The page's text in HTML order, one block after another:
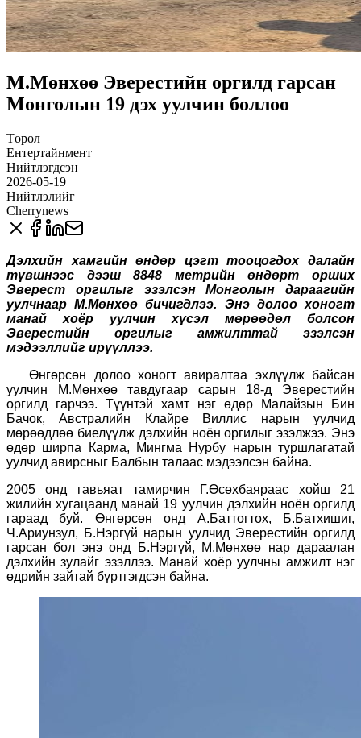
М.Мөнхөө Эверестийн оргилд гарсан
Монголын 19 дэх уулчин боллоо
Төрөл
Ентертайнмент
Нийтлэгдсэн
2026-05-19
Нийтлэлийг
Cherrynews
Дэлхийн хамгийн өндөр цэгт тооцогдох далайн
түвшнээс дээш 8848 метрийн өндөрт орших
Эверест оргилыг эзэлсэн Монголын дараагийн
уулчнаар М.Мөнхөө бичигдлээ. Энэ долоо хоногт
манай хоёр уулчин хүсэл мөрөөдөл болсон
Эверестийн оргилыг амжилттай эзэлсэн
мэдээллийг ирүүллээ.
Өнгөрсөн долоо хоногт авиралтаа эхлүүлж байсан
уулчин М.Мөнхөө тавдугаар сарын 18-д Эверестийн
оргилд гарчээ. Түүнтэй хамт нэг өдөр Малайзын Бин
Бачок, Австралийн Клайре Виллис нарын уулчид
мөрөөдлөө биелүүлж дэлхийн ноён оргилыг эзэлжээ. Энэ
өдөр ширпа Карма, Мингма Нурбу нарын туршлагатай
уулчид авирсныг Балбын талаас мэдээлсэн байна.
2005 онд гавьяат тамирчин Г.Өсөхбаяраас хойш 21
жилийн хугацаанд манай 19 уулчин дэлхийн ноён оргилд
гараад буй. Өнгөрсөн онд А.Баттогтох, Б.Батхишиг,
Ч.Ариунзул, Б.Нэргүй нарын уулчид Эверестийн оргилд
гарсан бол энэ онд Б.Нэргүй, М.Мөнхөө нар дараалан
дэлхийн зулайг эзэллээ. Манай хоёр уулчны амжилт нэг
өдрийн зайтай бүртгэгдсэн байна.